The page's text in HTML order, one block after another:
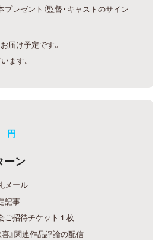
レゼント（監督・キャストのサイン
届け予定です。
ます。
円
ーン
メール
記事
ご招待チケット１枚
喜』関連作品評論の配信